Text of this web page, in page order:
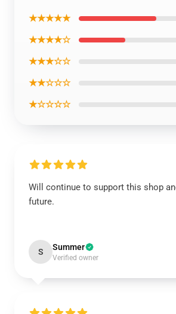
★★★★★
★★★★☆
★★★☆☆
★★☆☆☆
★☆☆☆☆
Will continue to support this shop
future.
S Summer
Verified owner